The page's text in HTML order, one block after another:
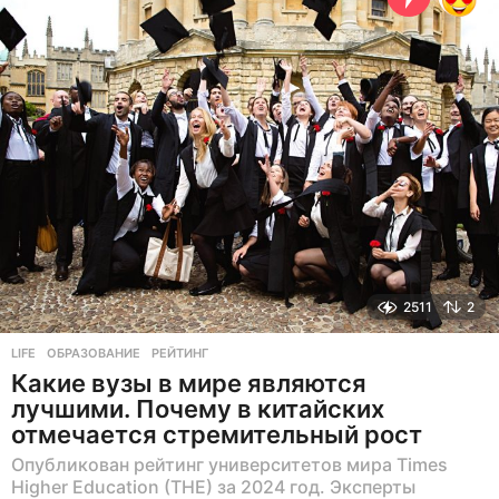
а
з
а
д
2511 2
LIFE ОБРАЗОВАНИЕ ,РЕЙТИНГ
Какие вузы в мире являются
лучшими. Почему в китайских
отмечается стремительный рост
Опубликован рейтинг университетов мира Times
Higher Education (THE) за 2024 год. Эксперты